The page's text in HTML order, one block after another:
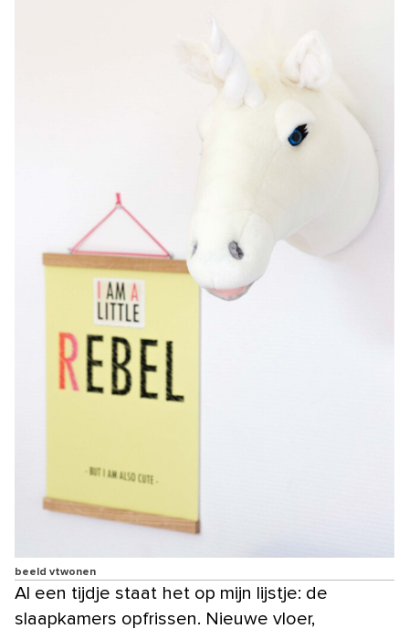
beeld vtwonen
Al een tijdje staat het op mijn lijstje: de
slaapkamers opfrissen. Nieuwe vloer,